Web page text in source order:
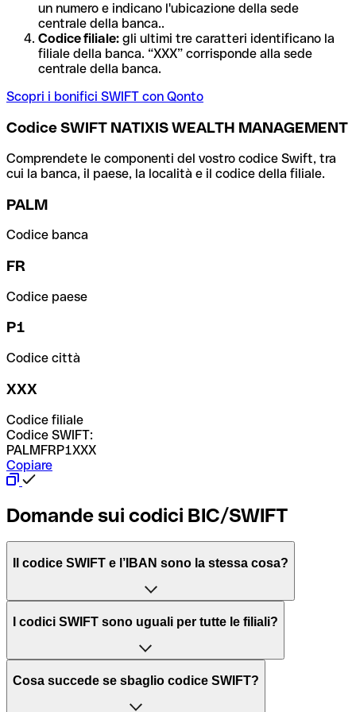
un numero e indicano l'ubicazione della sede
centrale della banca..
Codice filiale: gli ultimi tre caratteri identificano la
filiale della banca. “XXX” corrisponde alla sede
centrale della banca.
Scopri i bonifici SWIFT con Qonto
Codice SWIFT NATIXIS WEALTH MANAGEMENT
Comprendete le componenti del vostro codice Swift, tra
cui la banca, il paese, la località e il codice della filiale.
PALM
Codice banca
FR
Codice paese
P1
Codice città
XXX
Codice filiale
Codice SWIFT:
PALMFRP1XXX
Copiare
Domande sui codici BIC/SWIFT
Il codice SWIFT e l’IBAN sono la stessa cosa?
L'acronimo SWIFT sta per “Society for Worldwide
per l’elaborazione dei pagamenti tra diversi Paesi.
Il BIC, invece, sta per “Bank Identifier Code” ed è una
I codici SWIFT sono uguali per tutte le filiali?
Dipende dalle banche. In alcuni casi le banche utilizzano
Cosa succede se sbaglio codice SWIFT?